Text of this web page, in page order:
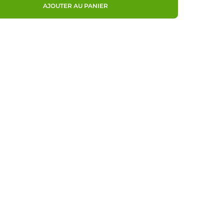
AJOUTER AU PANIER